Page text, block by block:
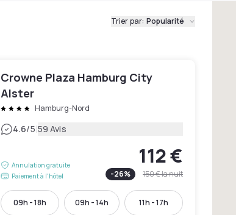
Trier par: Popularité
Crowne Plaza Hamburg City
Alster
Hamburg-Nord
4.6/5|59 Avis
Annulation gratuite
Paiement à l'hôtel
112 €
-26% 150 €la nuit
09h - 18h 09h - 14h 11h - 17h